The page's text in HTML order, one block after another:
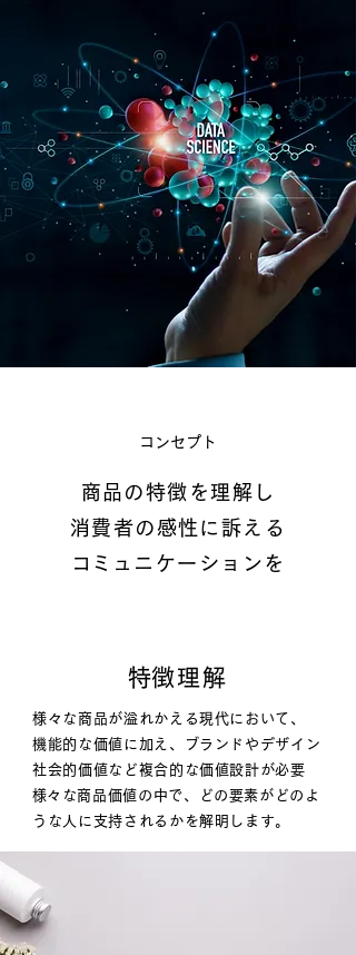
コンセプト
商品の特徴を理解し
消費者の感性に訴える
​コミュニケーションを
​特徴理解
様々な商品が溢れかえる現代において、
機能的な価値に加え、ブランドやデザイン
社会的価値など複合的な価値設計が必要
​様々な商品価値の中で、どの要素がどのよ
うな人に支持されるかを解明します。